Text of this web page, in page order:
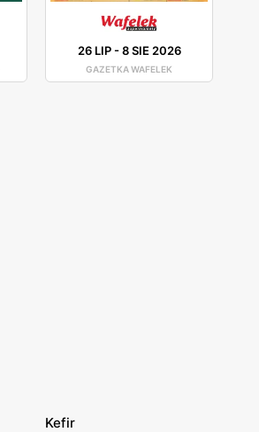
26 LIP-8 SIE 2026
GAZETKA WAFELEK
Kefir